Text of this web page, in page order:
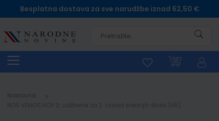
Besplatna dostava za sve narudžbe iznad 62,50 €
Naslovna